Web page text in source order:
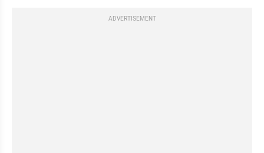
ADVERTISEMENT